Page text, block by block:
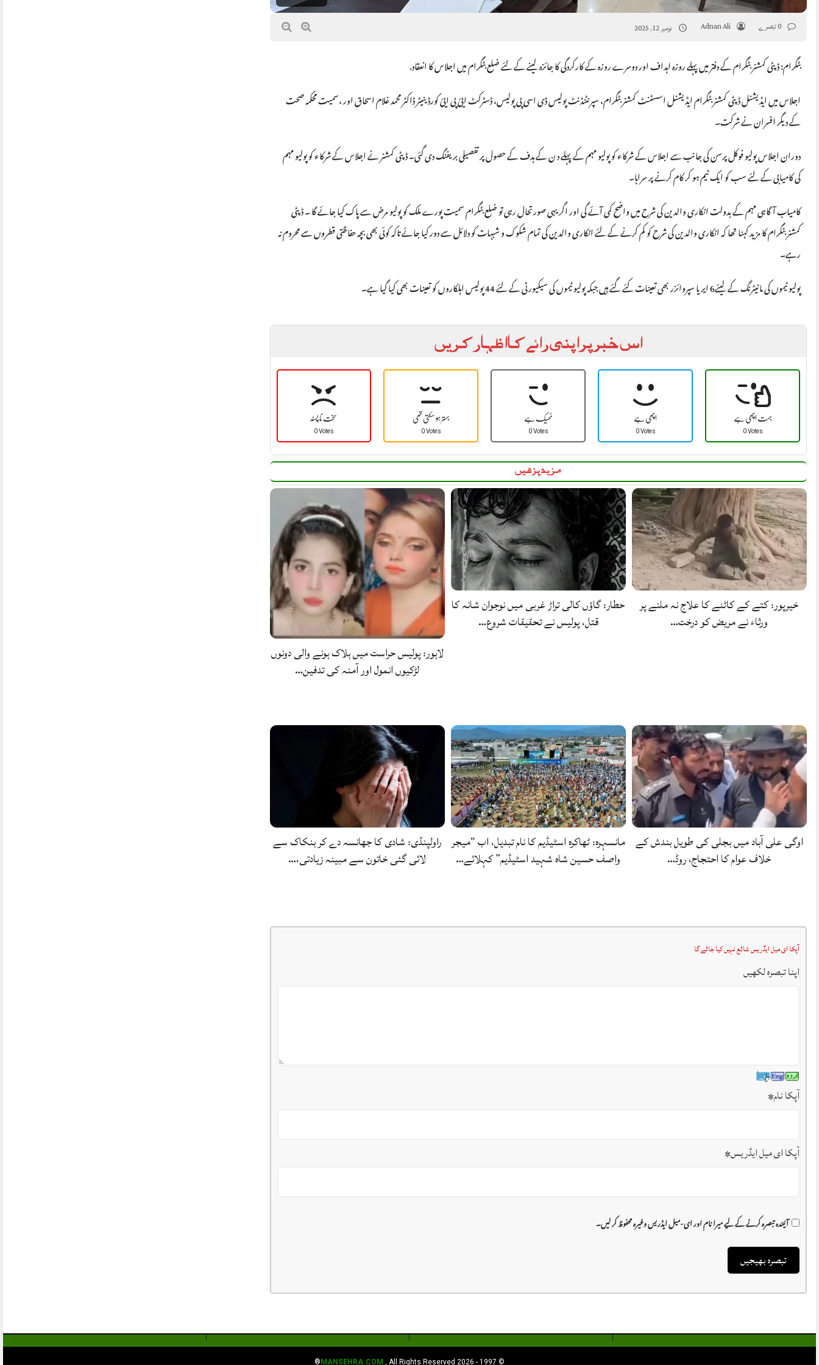
Adnan Ali نومبر 12, 2025
بٹگرام: ڈپٹی کمشنر بٹگرام کے دفتر میں پہلے روزہ اہداف اور دوسرے روزہ کے کارکردگی کا جائزہ لینے کے لئے ضلع بٹگرام میں اجلاس کا انعقاد.
اجلاس میں ایڈیشنل ڈپٹی کمشنر بٹگرام ایڈیشنل اسسٹنٹ کمشنر بٹگرام، سپرنٹنڈنٹ پولیس ڈی اسی پی پولیس، ڈسٹرکٹ ایئ پی ایئ کورڈینیٹر ڈاکٹر محمد غلام اسحاق اور ،سمیت محکمہ صحت
کے دیگر افسران نے شرکت۔
دوران اجلاس پولیو فوکل پرسن کی جانب سے اجلاس کے شرکاء کو پولیو مہم کے پہلے د ن کے ہدف کے حصول پر تفصیلی بریفنگ دی گئی۔ ڈپٹی کمشنر نے اجلاس کے شرکاء کو پولیو مہم
کی کامیابی کے لئے سب کو ایک ٹیم ہو کر کام کرنے پر سراہا۔
کامیاب آگاہی مہم کے بدولت انکاری والدین کی شرح میں واضح کمی آئے گی اور اگر یہی صورتحال رہی تو ضلع بٹگرام سمیت پورے ملک کو پولیو مرض سے پاک کیا جائے گا ۔ ڈپٹی
کمشنربٹگرام کا مزید کہنا تھا کہ انکاری والدین کی شرح کو کم کرنے کے لئے انکاری والدین کی تمام شکوک و شبہات کو دلائل سے دور کیا جائے تاکہ کوئی بھی بچہ حفاظتی قطروں سے محروم نہ
رہے۔
پولیو ٹیموں کی مانیٹرنگ کے لیئے6 ایریا سپروائزر بھی تعینات کئے گئے ہیں جبکہ پولیو ٹیموں کی سیکیورٹی کے لئے 44 پولیس اہلکاروں کو تعینات بھی کیا گیا ہے۔
اس خبر پر اپنی رائے کا اظہار کریں
سخت نا پسند
0 Votes
بہتر ہو سکتی تھی
0 Votes
ٹھیک ہے
0 Votes
اچھی ہے
0 Votes
بہت اچھی ہے
0 Votes
مزید پڑھیں
خیرپور: کتے کے کاٹنے کا علاج نہ ملنے پر
ورثاء نے مریض کو درخت…
حطار: گاؤں کالی تراڑ غربی میں نوجوان شانہ کا
قتل، پولیس نے تحقیقات شروع…
لاہور: پولیس حراست میں ہلاک ہونے والی دونوں
لڑکیوں انمول اور آمنہ کی تدفین…
اوگی علی آباد میں بجلی کی طویل بندش کے
خلاف عوام کا احتجاج، روڈ…
مانسہرہ: ٹھاکرہ اسٹیڈیم کا نام تبدیل، اب “میجر
واصف حسین شاہ شہید اسٹیڈیم” کہلائے…
راولپنڈی: شادی کا جھانسہ دے کر بنکاک سے
لائی گئی خاتون سے مبینہ زیادتی،…
آپکا ای میل ایڈریس شائع نہیں کیا جائے گا
اپنا تبصرہ لکھیں
آپکا نام*
آپکا ای میل ایڈریس*
آئیندہ تبصرہ کرنے کے لیے میرا نام اور ای-میل ایڈریس وغیرہ محفوظ کر لیں۔
© 1997 - 2026
MANSEHRA.COM , All Rights Reserved®